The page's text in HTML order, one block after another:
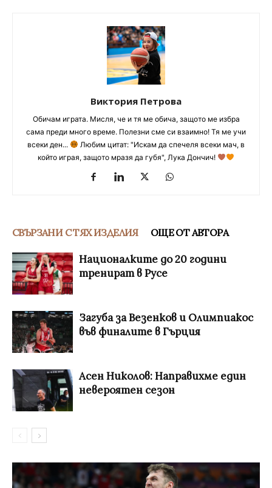
Виктория Петрова
Обичам играта. Мисля, че и тя ме обича, защото ме избра
сама преди много време. Полезни сме си взаимно! Тя ме учи
всеки ден...
Любим цитат: "Искам да спечеля всеки мач, в
който играя, защото мразя да губя", Лука Дончич!
СВЪРЗАНИ С ТЯХ ИЗДЕЛИЯ ОЩЕ ОТ АВТОРА
Националките до 20 години
тренират в Русе
Загуба за Везенков и Олимпиакос
във финалите в Гърция
Асен Николов: Направихме един
невероятен сезон